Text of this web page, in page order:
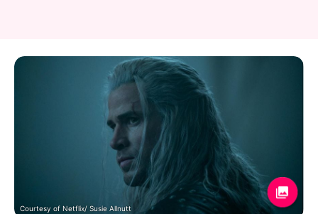
Courtesy of Netflix/ Susie Allnutt